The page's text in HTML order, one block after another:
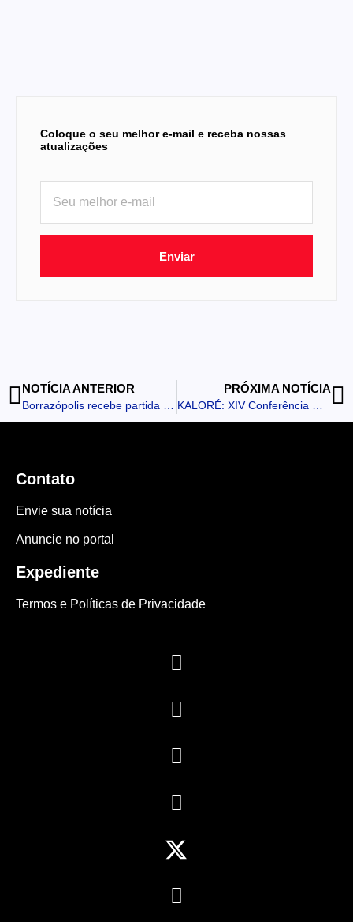
Coloque o seu melhor e-mail e receba nossas
atualizações
Enviar
NOTÍCIA ANTERIOR PRÓXIMA NOTÍCIA
Contato
Envie sua notícia
Anuncie no portal
Expediente
Termos e Políticas de Privacidade